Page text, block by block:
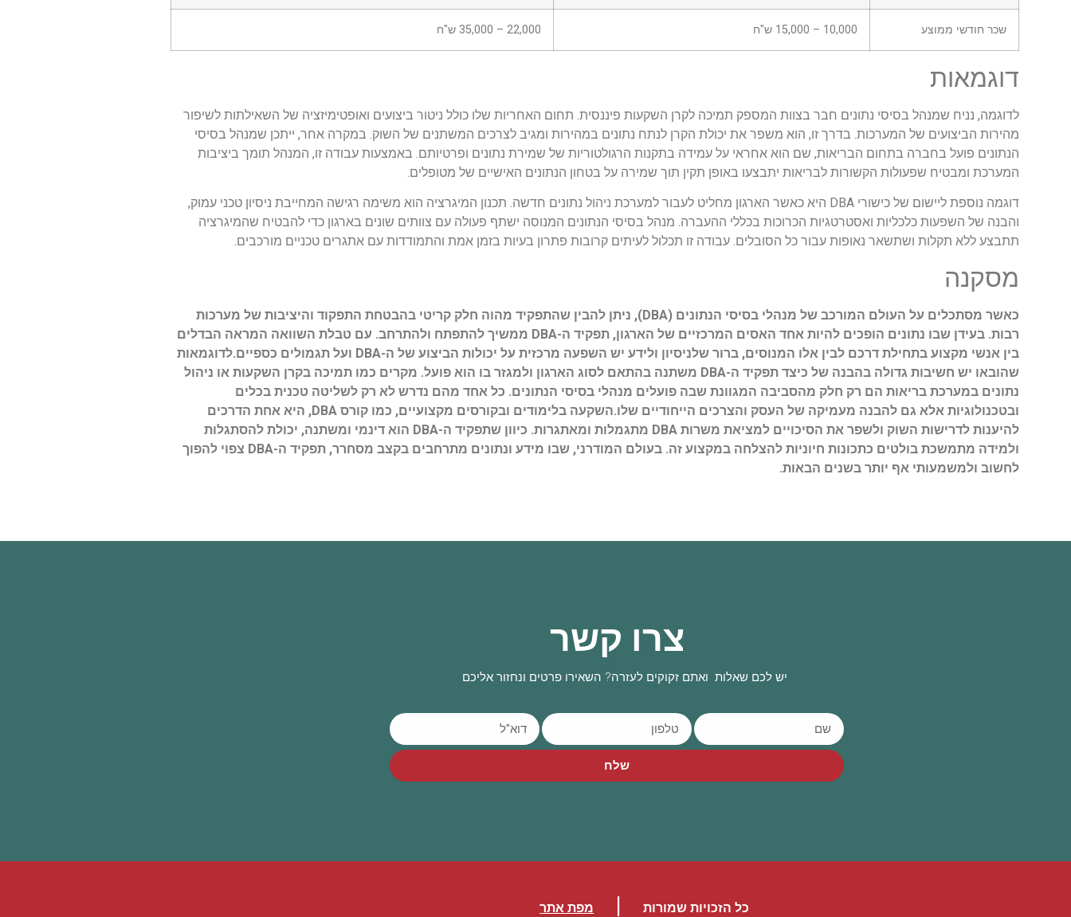
שכר חודשי ממוצע 10,000 – 15,000 ש"ח 22,000 – 35,000 ש"ח
דוגמאות
לדוגמה, נניח שמנהל בסיסי נתונים חבר בצוות המספק תמיכה לקרן השקעות פיננסית. תחום האחריות שלו כולל ניטור ביצועים ואופטימיזציה של השאילתות לשיפור
מהירות הביצועים של המערכות. בדרך זו, הוא משפר את יכולת הקרן לנתח נתונים במהירות ומגיב לצרכים המשתנים של השוק. במקרה אחר, ייתכן שמנהל בסיסי
הנתונים פועל בחברה בתחום הבריאות, שם הוא אחראי על עמידה בתקנות הרגולטוריות של שמירת נתונים ופרטיותם. באמצעות עבודה זו, המנהל תומך ביציבות
המערכת ומבטיח שפעולות הקשורות לבריאות יתבצעו באופן תקין תוך שמירה על בטחון הנתונים האישיים של מטופלים.
דוגמה נוספת ליישום של כישורי DBA היא כאשר הארגון מחליט לעבור למערכת ניהול נתונים חדשה. תכנון המיגרציה הוא משימה רגישה המחייבת ניסיון טכני עמוק,
והבנה של השפעות כלכליות ואסטרטגיות הכרוכות בכללי ההעברה. מנהל בסיסי הנתונים המנוסה ישתף פעולה עם צוותים שונים בארגון כדי להבטיח שהמיגרציה
תתבצע ללא תקלות ושתשאר נאופות עבור כל הסובלים. עבודה זו תכלול לעיתים קרובות פתרון בעיות בזמן אמת והתמודדות עם אתגרים טכניים מורכבים.
מסקנה
כאשר מסתכלים על העולם המורכב של מנהלי בסיסי הנתונים (DBA), ניתן להבין שהתפקיד מהוה חלק קריטי בהבטחת התפקוד והיציבות של מערכות
רבות. בעידן שבו נתונים הופכים להיות אחד האסים המרכזיים של הארגון, תפקיד ה-DBA ממשיך להתפתח ולהתרחב. עם טבלת השוואה המראה הבדלים
בין אנשי מקצוע בתחילת דרכם לבין אלו המנוסים, ברור שלניסיון ולידע יש השפעה מרכזית על יכולות הביצוע של ה-DBA ועל תגמולים כספיים.לדוגמאות
שהובאו יש חשיבות גדולה בהבנה של כיצד תפקיד ה-DBA משתנה בהתאם לסוג הארגון ולמגזר בו הוא פועל. מקרים כמו תמיכה בקרן השקעות או ניהול
נתונים במערכת בריאות הם רק חלק מהסביבה המגוונת שבה פועלים מנהלי בסיסי הנתונים. כל אחד מהם נדרש לא רק לשליטה טכנית בכלים
ובטכנולוגיות אלא גם להבנה מעמיקה של העסק והצרכים הייחודיים שלו.השקעה בלימודים ובקורסים מקצועיים, כמו קורס DBA, היא אחת הדרכים
להיענות לדרישות השוק ולשפר את הסיכויים למציאת משרות DBA מתגמלות ומאתגרות. כיוון שתפקיד ה-DBA הוא דינמי ומשתנה, יכולת להסתגלות
ולמידה מתמשכת בולטים כתכונות חיוניות להצלחה במקצוע זה. בעולם המודרני, שבו מידע ונתונים מתרחבים בקצב מסחרר, תפקיד ה-DBA צפוי להפוך
לחשוב ולמשמעותי אף יותר בשנים הבאות.
צרו קשר
יש לכם שאלות ואתם זקוקים לעזרה? השאירו פרטים ונחזור אליכם
שלח
כל הזכויות שמורות | מפת אתר